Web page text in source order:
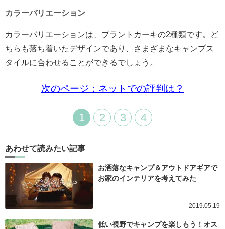
カラーバリエーション
カラーバリエーションは、ブラントカーキの2種類です。ど
ちらも落ち着いたデザインであり、さまざまなキャンプス
タイルに合わせることができるでしょう。
次のページ：ネットでの評判は？
1 2 3 4
あわせて読みたい記事
お洒落なキャンプ＆アウトドアギアで
お家のインテリアを考えてみた
2019.05.19
低い視野でキャンプを楽しもう！オス